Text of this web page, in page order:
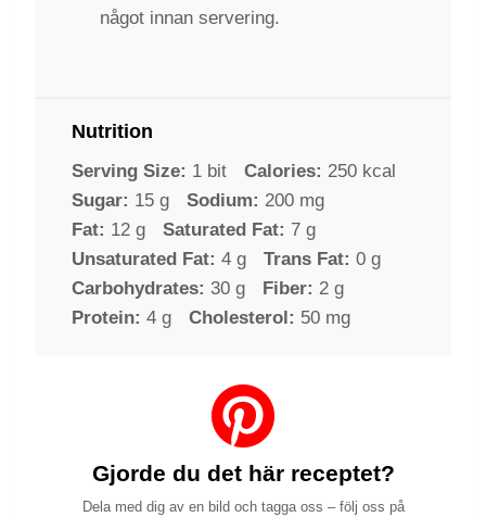
något innan servering.
Nutrition
Serving Size: 1 bit Calories: 250 kcal
Sugar: 15 g Sodium: 200 mg
Fat: 12 g Saturated Fat: 7 g
Unsaturated Fat: 4 g Trans Fat: 0 g
Carbohydrates: 30 g Fiber: 2 g
Protein: 4 g Cholesterol: 50 mg
Gjorde du det här receptet?
Dela med dig av en bild och tagga oss – följ oss på